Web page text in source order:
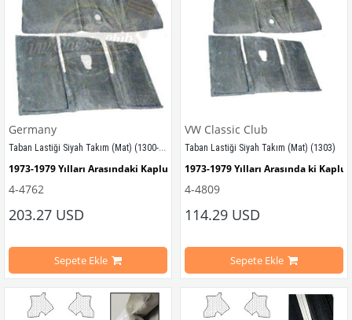
Germany
Taban Lastiği Siyah Takım (Mat) (1300-1302-1303)
1973-1979 Yılları Arasındaki Kaplumbağa Modelleri İle Uyumludur
1300-1302-1303 Kaplumbağa Modelleri İle Uyumludur
Orjinal Germany Ürünüdür
4-4762
203.27 USD
Sepete Ekle
VW Classic Club
Taban Lastiği Siyah Takım (Mat) (1303)
1973-1979 Yılları Arasında ki
1300-1302-1303 Modeller ile
VWCC Parça No: 4-4809 OEM Parça
4-4809
114.29 USD
Sepete Ekle